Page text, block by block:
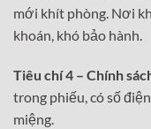
mới khít phòng. Nơi
khoán, khó bảo hành.
Tiêu chí 4 – Chính
trong phiếu, có số
miệng.